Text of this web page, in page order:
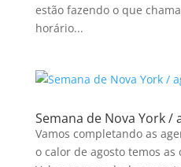
estão fazendo o que
horário...
Semana de Nova York /
Vamos completando as
o calor de agosto temos as